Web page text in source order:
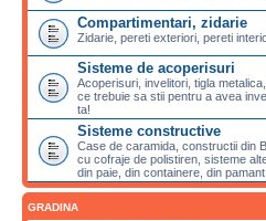
Compartimentari, zidarie
Zidarie, pereti exteriori, pereti
Sisteme de acoperisuri
Acoperisuri, invelitori, tigla
ce trebuie sa stii pentru a avea
ta!
Sisteme constructive
Case de caramida, constructii din
cu cofraje de polistiren, sisteme
din paie, din containere, din
GRADINA